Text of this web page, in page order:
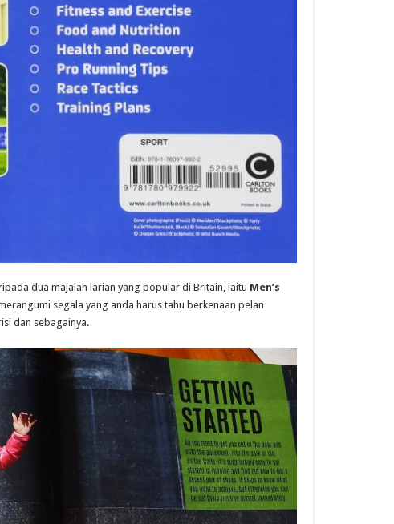
dua majalah larian yang popular di Britain, iaitu Men’s
segala yang anda harus tahu berkenaan pelan
dan sebagainya.